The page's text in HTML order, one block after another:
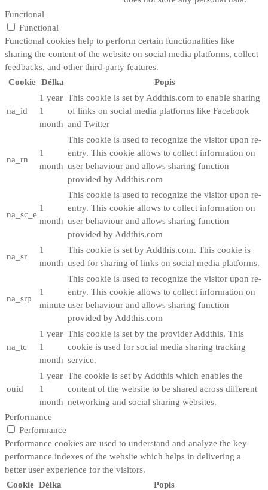
Functional
Functional
Functional cookies help to perform certain functionalities like
sharing the content of the website on social media platforms, collect
feedbacks, and other third-party features.
Cookie Délka Popis
na_id
1 year
1
month
This cookie is set by Addthis.com to enable sharing
of links on social media platforms like Facebook
and Twitter
na_rn
1
month
This cookie is used to recognize the visitor upon re-
entry. This cookie allows to collect information on
user behaviour and allows sharing function
provided by Addthis.com
na_sc_e
1
month
This cookie is used to recognize the visitor upon re-
entry. This cookie allows to collect information on
user behaviour and allows sharing function
provided by Addthis.com
na_sr
1
month
This cookie is set by Addthis.com. This cookie is
used for sharing of links on social media platforms.
na_srp
1
minute
This cookie is used to recognize the visitor upon re-
entry. This cookie allows to collect information on
user behaviour and allows sharing function
provided by Addthis.com
na_tc
1 year
1
month
This cookie is set by the provider Addthis. This
cookie is used for social media sharing tracking
service.
ouid
1 year
1
month
The cookie is set by Addthis which enables the
content of the website to be shared across different
networking and social sharing websites.
Performance
Performance
Performance cookies are used to understand and analyze the key
performance indexes of the website which helps in delivering a
better user experience for the visitors.
Cookie Délka Popis